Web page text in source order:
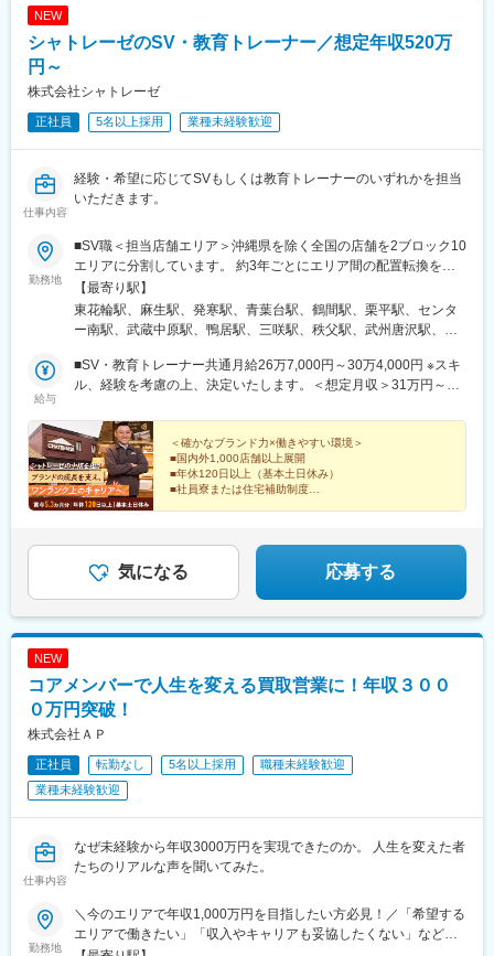
東池袋駅、赤羽岩淵駅、立川駅、神奈川駅、溝の口駅、川崎駅、
駅、高槻市駅、天王寺駅前駅、なんば駅(地下鉄)、北新地駅、千里
中央駅(大阪モノレール)、元町駅(兵庫県)、山陽姫路駅、西田原本
駅、岡山駅、倉敷市駅、立町駅、片原町駅(香川県)、県庁前駅(愛
県)、新宿駅、有楽町駅、都電雑司ケ谷駅、立川南駅、新高島駅、
高津駅(神奈川県)、国際会議場前駅、日吉町駅、名古屋駅、天王寺
高速)、西川緑道公園駅、胡町駅、市役所前駅(愛媛県)、天神南
駅、祇園駅(福岡県)、旦過駅、佐世保駅、都通駅
NEW
シャトレーゼのSV・教育トレーナー／想定年収520万
円～
株式会社シャトレーゼ
正社員 5名以上採用 業種未経験歓迎
仕事内容
経験・希望に応じてSVもしくは教育トレーナーのいずれかを担当
いただきます。
勤務地
■SV職＜担当店舗エリア＞沖縄県を除く全国の店舗を2ブロック10
エリアに分割しています。 約3年ごとにエリア間の配置転換を行
い、多様な経験を積みながらキャリア形成いただきます。・北海
道・東北 ・北関東 ・埼玉千葉 ・東京神奈川 ・北陸甲信越 ・東海
・近畿 ・兵庫中四国 ・九州※全国転勤が発生するポジションです※
店舗がないエリアの研修は近隣エリア店舗で実施頂きます※車での
移動がメインとなります（運転免許／経験必須）■教育トレーナー
（月4～5回）受動喫煙対策：分煙
【最寄り駅】
東花輪駅、麻生駅、発寒駅、青葉台駅、鶴間駅、栗平駅、センタ
ー南駅、武蔵中原駅、鴨居駅、三咲駅、秩父駅、武州唐沢駅、和
駅、恵比寿駅、代々木公園駅、新宿御苑前駅、阿佐ケ谷駅、京成
曳舟駅、築地市場駅、永田町駅、池袋駅、白金台駅、乃木坂駅、
山駅(福岡県)、赤間駅、小淵沢駅、竜王駅、石和温泉駅、甲府駅、
国母駅、酒折駅、波高島駅、新琴似駅、センター北駅、二和向台
駅、毛呂駅、西高島平駅、代官山駅、代々木八幡駅、四谷三丁目
駅、新宿三丁目駅、南阿佐ケ谷駅、曳舟駅、東銀座駅、赤坂見附
駅、東池袋駅、白金高輪駅、九品仏駅、高島平駅、千駄ケ谷駅、
給与
■SV・教育トレーナー共通月給26万7,000円～30万4,000円 ※スキ
ル、経験を考慮の上、決定いたします。＜想定月収＞31万円～44
＜確かなブランド力×働きやすい環境＞
■国内外1,000店舗以上展開
■年休120日以上（基本土日休み）
■社員寮または住宅補助制度
経営視点やマネジメント力を磨きながら、長くキャリア
を築いていける環境です。
気になる 応募する
NEW
コアメンバーで人生を変える買取営業に！年収３００
０万円突破！
株式会社ＡＰ
正社員 転勤なし 5名以上採用
職種未経験歓迎
業種未経験歓迎
仕事内容
なぜ未経験から年収3000万円を実現できたのか。 人生を変えた者
たちのリアルな声を聞いてみた。
勤務地
＼今のエリアで年収1,000万円を目指したい方必見！／「希望する
エリアで働きたい」「収入やキャリアも妥協したくない」など、